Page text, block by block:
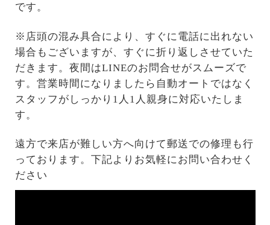
です。
※店頭の混み具合により、すぐに電話に出れない
場合もございますが、すぐに折り返しさせていた
だきます。夜間はLINEのお問合せがスムーズで
す。営業時間になりましたら自動オートではなく
スタッフがしっかり1人1人親身に対応いたしま
す。
遠方で来店が難しい方へ向けて郵送での修理も行
っております。下記よりお気軽にお問い合わせく
ださい